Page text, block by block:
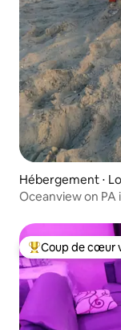
Hébergement ⋅
Oceanview on PA
Coups de cœur
Coup de cœur